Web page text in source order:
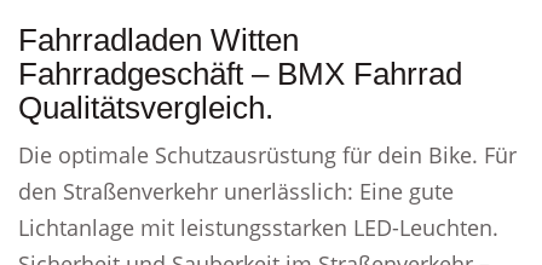
Fahrradladen Witten
Fahrradgeschäft – BMX Fahrrad
Qualitätsvergleich.
Die optimale Schutzausrüstung für dein Bike. Für
den Straßenverkehr unerlässlich: Eine gute
Lichtanlage mit leistungsstarken LED-Leuchten.